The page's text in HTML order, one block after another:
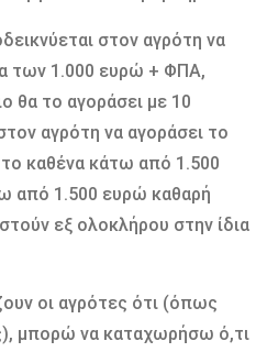
στον αγρότη να
των 1.000 ευρώ + ΦΠΑ,
θα το αγοράσει µε 10
αγρότη να αγοράσει το
το καθένα κάτω από 1.500
από 1.500 ευρώ καθαρή
εξ ολοκλήρου στην ίδια
οι αγρότες ότι (όπως
µπορώ να καταχωρήσω ό,τι